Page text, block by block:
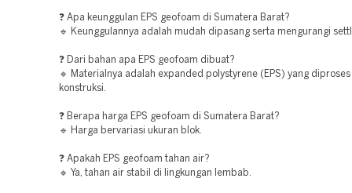
❓ Apa keunggulan EPS geofoam di Sumatera Barat?
🔹 Keunggulannya adalah mudah dipasang serta mengurangi
❓ Dari bahan apa EPS geofoam dibuat?
🔹 Materialnya adalah expanded polystyrene (EPS) yang diproses
konstruksi.
❓ Berapa harga EPS geofoam di Sumatera Barat?
🔹 Harga bervariasi ukuran blok.
❓ Apakah EPS geofoam tahan air?
🔹 Ya, tahan air stabil di lingkungan lembab.